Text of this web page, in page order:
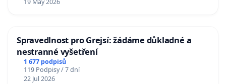
Spravedlnost pro Grejsí: žádáme důkladné a
nestranné vyšetření
1 677 podpisů
119 Podpisy / 7 dní
22 Jul 2026